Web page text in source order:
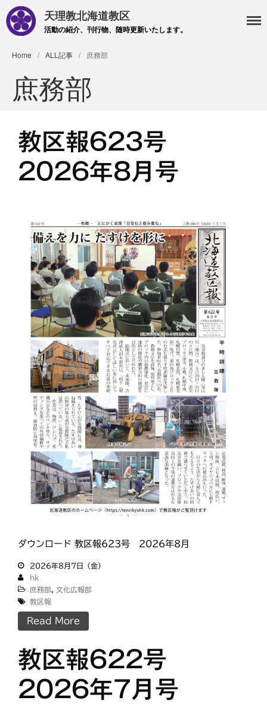
・災救隊
・基礎講座
・記事投稿 社友ページ
・北海道教区報
検索
最近の投稿
教区報623号 2026年8月号
2026年8月 教区長あいさつ
教区合唱団 コーラスフェステ
ィバルに出演
天塩支部 おつとめ総会
札幌東支部・婦人会合同総会
ひのきしんデー
ふせこみひのきし
ん
ままっぷ
天理教北海道教区
活動の紹介、刊行物、随時更新いたします。
Home / ALL記事 / 庶務部
庶務部
教区報623号
2026年8月号
ダウンロード 教区報623号 2026年8月
2026年8月7日（金）
hk
庶務部
文化広報部
教区報
Read More
教区報622号
2026年7月号